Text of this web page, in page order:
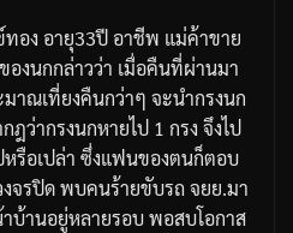
ทอง อายุ33ปีอาชีพ แม่ค้าขาย
องนกกล่าวว่า เมื่อคืนที่ผ่านมา
าณเที่ยงคืนกว่าๆ จะนำกรงนก
ฎว่ากรงนกหายไป 1 กรง จึงไป
รือเปล่า ซึ่งแฟนของตนก็ตอบ
งจรปิดพบคนร้ายขับรถ จยย.มา
บ้านอยู่หลายรอบพอสบโอกาส